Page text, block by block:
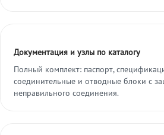
Документация и узлы по каталогу
Полный комплект: паспорт,
соединительные и отводные блоки с
неправильного соединения.